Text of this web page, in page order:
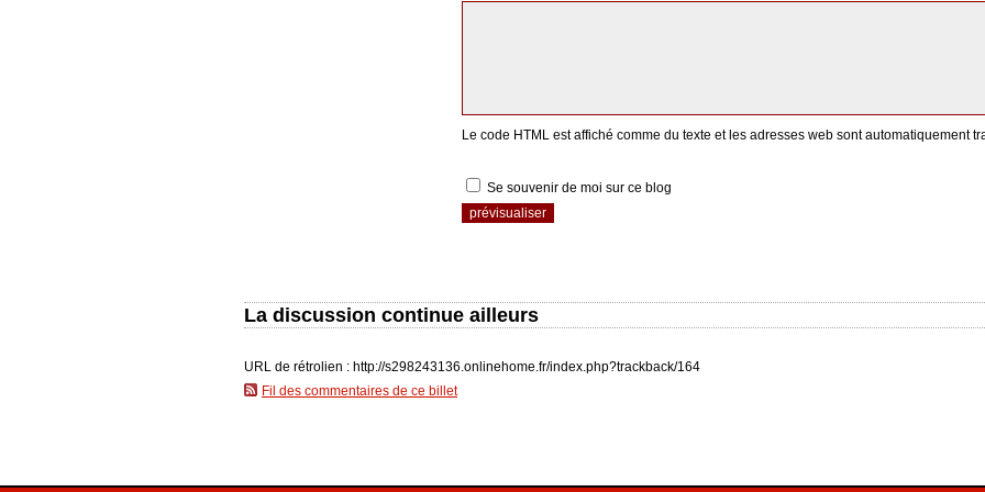
Le code HTML est affiché comme du texte et les adresses web sont automatiquement
Se souvenir de moi sur ce blog
La discussion continue ailleurs
URL de rétrolien : http://s298243136.onlinehome.fr/index.php?trackback/164
Fil des commentaires de ce billet